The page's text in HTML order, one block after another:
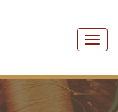
Menü